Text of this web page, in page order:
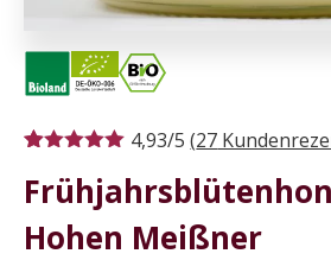
4.93von 5,
basierend
auf
Kundenbewertungen
4,93/5 (27
Hohen Meißner